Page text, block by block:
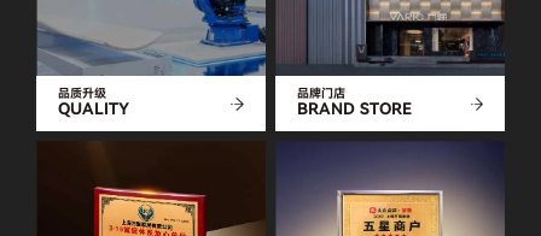
品质升级
QUALITY
品牌门店
BRAND STORE